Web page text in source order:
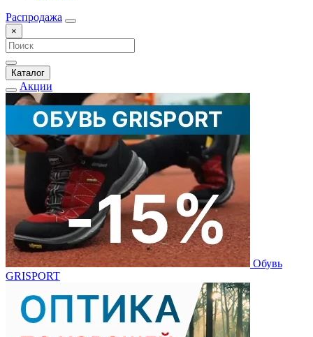
Распродажа
×
Каталог
Акции
Обувь
GRISPORT